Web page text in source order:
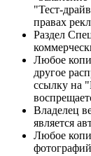
"Тест-
правах
Раздел
Любое
другое
ссылку на
Владелец
является
Любое